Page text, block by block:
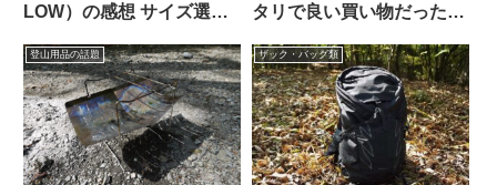
LOW）の感想 サイズ選び
タリで良い買い物だった
150cmで250g】
登山用品の話題 ザック・バッグ類